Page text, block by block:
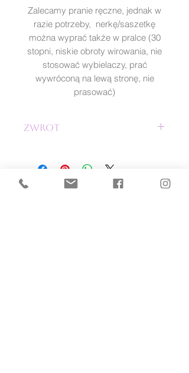
Zalecamy pranie ręczne, jednak w
razie potrzeby, nerkę/saszetkę
można wyprać także w pralce (30
stopni, niskie obroty wirowania, nie
stosować wybielaczy, prać
wywróconą na lewą stronę, nie
prasować)
zwrot
ciągu 30 dni. Pamiętaj, że produkt
nie może nosić śladów
użytkowania. Nie zapomnił